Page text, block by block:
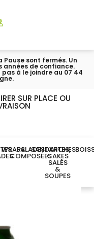
sont fermés. Un
années de confiance.
à le joindre au 07 44
SUR PLACE OU
WRAPSSALADES
COMPOSÉES
SANDWICHES
TARTES,
CAKES
SALÉS
&
SOUPES